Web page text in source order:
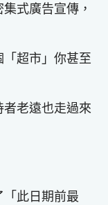
式廣告宣傳，
超市」你甚至
老遠也走過來
此日期前最